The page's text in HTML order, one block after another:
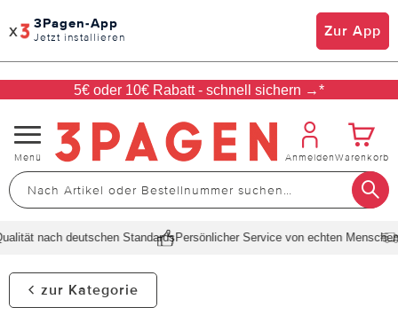
x 3Pagen-App
Jetzt installieren Zur App
5€ oder 10€ Rabatt - schnell sichern →*
Navigation
umschalten
Menü AnmeldenWarenkorb
nach deutschen StandardsPersönlicher Service von echten Menschen
zur Kategorie